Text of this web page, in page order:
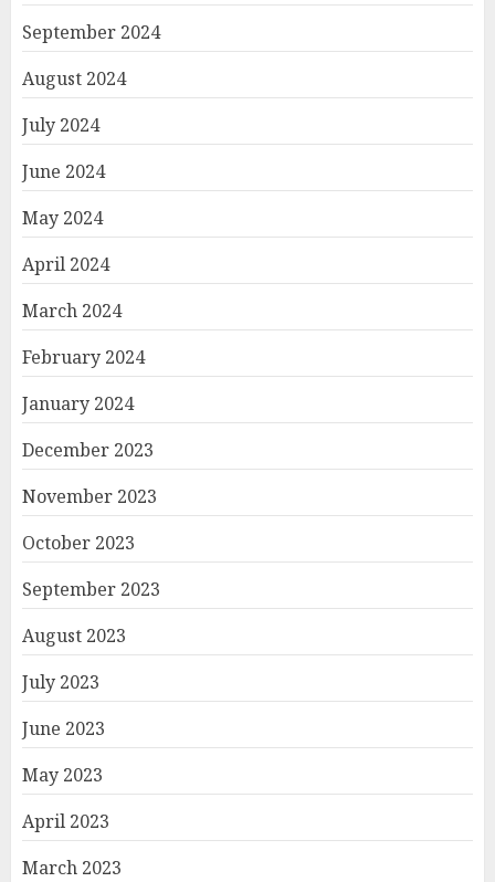
September 2024
August 2024
July 2024
June 2024
May 2024
April 2024
March 2024
February 2024
January 2024
December 2023
November 2023
October 2023
September 2023
August 2023
July 2023
June 2023
May 2023
April 2023
March 2023